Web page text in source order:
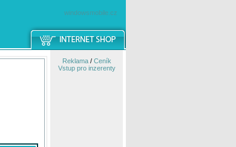
windowsmobile.cz
Reklama/ Ceník
Vstup pro inzerenty